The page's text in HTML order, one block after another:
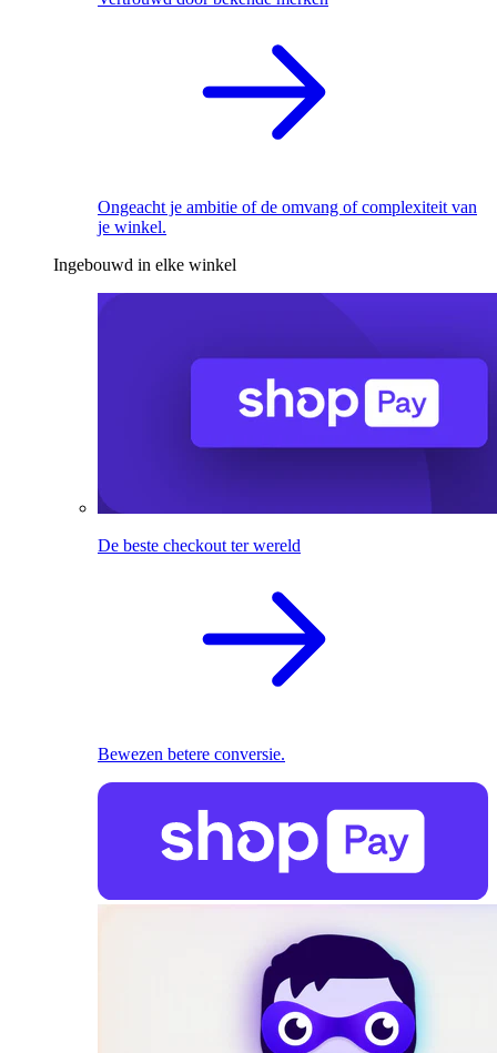
Ongeacht je ambitie of de omvang of complexiteit van
je winkel.
Ingebouwd in elke winkel
De beste checkout ter wereld
Bewezen betere conversie.